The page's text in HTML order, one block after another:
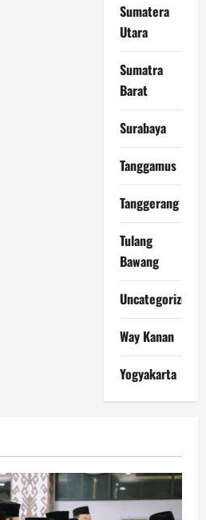
Sumatera
Utara
Sumatra
Barat
Surabaya
Tanggamus
Tanggerang
Tulang
Bawang
Uncategorized
Way Kanan
Yogyakarta